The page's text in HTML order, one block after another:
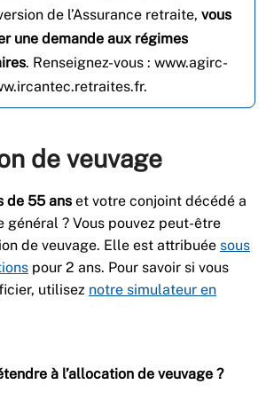
de l’Assurance retraite, vous
une demande aux régimes
. Renseignez-vous : www.agirc-
de veuvage
de 55 ans et votre conjoint décédé a
général ? Vous pouvez peut-être
de veuvage. Elle est attribuée sous
pour 2 ans. Pour savoir si vous
utilisez notre simulateur en
à l’allocation de veuvage ?